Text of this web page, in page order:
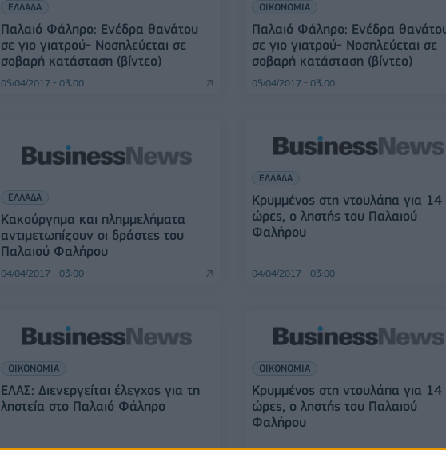
ΕΛΛΑΔΑ
Παλαιό Φάληρο: Ενέδρα θανάτου
σε γιο γιατρού- Νοσηλεύεται σε
σοβαρή κατάσταση (βίντεο)
05/04/2017 - 03:00
ΟΙΚΟΝΟΜΙΑ
Παλαιό Φάληρο: Ενέδρα
σε γιο γιατρού- Νοσηλεύεται σε
σοβαρή κατάσταση (βίντεο)
05/04/2017 - 03:00
ΕΛΛΑΔΑ
Κακούργημα και πλημμελήματα
αντιμετωπίζουν οι δράστες του
Παλαιού Φαλήρου
04/04/2017 - 03:00
ΕΛΛΑΔΑ
Κρυμμένος στη ντουλάπα για 14
ώρες, ο ληστής του Παλαιού
Φαλήρου
04/04/2017 - 03:00
ΟΙΚΟΝΟΜΙΑ
ΕΛΑΣ: Διενεργείται έλεγχος για τη
ληστεία στο Παλαιό Φάληρο
ΟΙΚΟΝΟΜΙΑ
Κρυμμένος στη ντουλάπα για 14
ώρες, ο ληστής του Παλαιού
Φαλήρου